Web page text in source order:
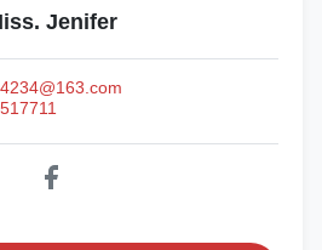
Jenifer